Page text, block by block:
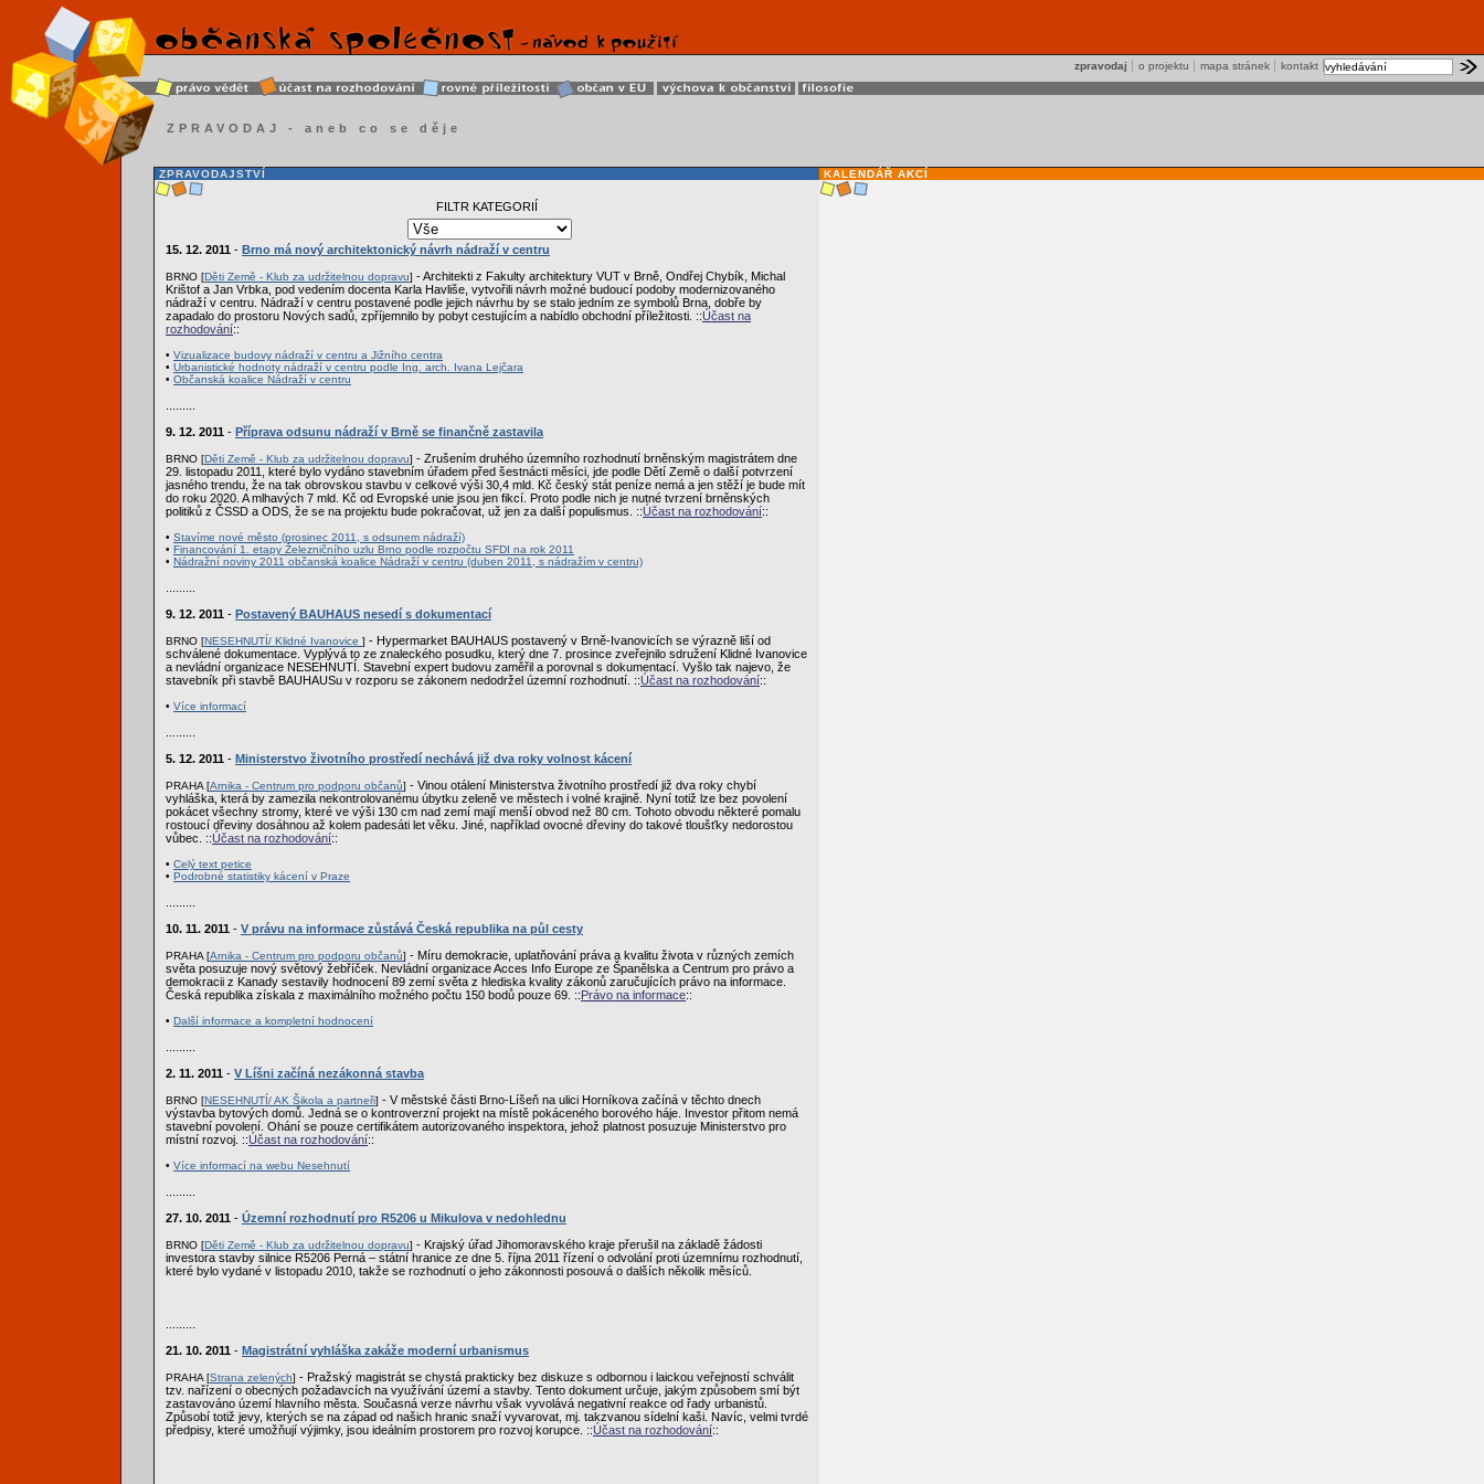
kontakt
mapa stránek
o projektu
zpravodaj
ZPRAVODAJ - aneb co se děje
ZPRAVODAJSTVÍ
FILTR KATEGORIÍ
15. 12. 2011 - Brno má nový architektonický návrh nádraží v centru
BRNO [Děti Země - Klub za udržitelnou dopravu] - Architekti z Fakulty architektury VUT v Brně, Ondřej Chybík, Michal
Krištof a Jan Vrbka, pod vedením docenta Karla Havliše, vytvořili návrh možné budoucí podoby modernizovaného
nádraží v centru. Nádraží v centru postavené podle jejich návrhu by se stalo jedním ze symbolů Brna, dobře by
zapadalo do prostoru Nových sadů, zpříjemnilo by pobyt cestujícím a nabídlo obchodní příležitosti. ::Účast na
rozhodování::
• Vizualizace budovy nádraží v centru a Jižního centra
• Urbanistické hodnoty nádraží v centru podle Ing. arch. Ivana Lejčara
• Občanská koalice Nádraží v centru
9. 12. 2011 - Příprava odsunu nádraží v Brně se finančně zastavila
BRNO [Děti Země - Klub za udržitelnou dopravu] - Zrušením druhého územního rozhodnutí brněnským magistrátem dne
29. listopadu 2011, které bylo vydáno stavebním úřadem před šestnácti měsíci, jde podle Dětí Země o další potvrzení
jasného trendu, že na tak obrovskou stavbu v celkové výši 30,4 mld. Kč český stát peníze nemá a jen stěží je bude mít
do roku 2020. A mlhavých 7 mld. Kč od Evropské unie jsou jen fikcí. Proto podle nich je nutné tvrzení brněnských
politiků z ČSSD a ODS, že se na projektu bude pokračovat, už jen za další populismus. ::Účast na rozhodování::
• Stavíme nové město (prosinec 2011, s odsunem nádraží)
• Financování 1. etapy Železničního uzlu Brno podle rozpočtu SFDI na rok 2011
• Nádražní noviny 2011 občanská koalice Nádraží v centru (duben 2011, s nádražím v centru)
9. 12. 2011 - Postavený BAUHAUS nesedí s dokumentací
BRNO [NESEHNUTÍ/ Klidné Ivanovice ] - Hypermarket BAUHAUS postavený v Brně-Ivanovicích se výrazně liší od
schválené dokumentace. Vyplývá to ze znaleckého posudku, který dne 7. prosince zveřejnilo sdružení Klidné Ivanovice
a nevládní organizace NESEHNUTÍ. Stavební expert budovu zaměřil a porovnal s dokumentací. Vyšlo tak najevo, že
stavebník při stavbě BAUHAUSu v rozporu se zákonem nedodržel územní rozhodnutí. ::Účast na rozhodování::
• Více informací
5. 12. 2011 - Ministerstvo životního prostředí nechává již dva roky volnost kácení
PRAHA [Arnika - Centrum pro podporu občanů] - Vinou otálení Ministerstva životního prostředí již dva roky chybí
vyhláška, která by zamezila nekontrolovanému úbytku zeleně ve městech i volné krajině. Nyní totiž lze bez povolení
pokácet všechny stromy, které ve výši 130 cm nad zemí mají menší obvod než 80 cm. Tohoto obvodu některé pomalu
rostoucí dřeviny dosáhnou až kolem padesáti let věku. Jiné, například ovocné dřeviny do takové tloušťky nedorostou
vůbec. ::Účast na rozhodování::
• Celý text petice
• Podrobné statistiky kácení v Praze
10. 11. 2011 - V právu na informace zůstává Česká republika na půl cesty
PRAHA [Arnika - Centrum pro podporu občanů] - Míru demokracie, uplatňování práva a kvalitu života v různých zemích
světa posuzuje nový světový žebříček. Nevládní organizace Acces Info Europe ze Španělska a Centrum pro právo a
demokracii z Kanady sestavily hodnocení 89 zemí světa z hlediska kvality zákonů zaručujících právo na informace.
Česká republika získala z maximálního možného počtu 150 bodů pouze 69. ::Právo na informace::
• Další informace a kompletní hodnocení
2. 11. 2011 - V Líšni začíná nezákonná stavba
BRNO [NESEHNUTÍ/ AK Šikola a partneři] - V městské části Brno-Líšeň na ulici Horníkova začíná v těchto dnech
výstavba bytových domů. Jedná se o kontroverzní projekt na místě pokáceného borového háje. Investor přitom nemá
stavební povolení. Ohání se pouze certifikátem autorizovaného inspektora, jehož platnost posuzuje Ministerstvo pro
místní rozvoj. ::Účast na rozhodování::
• Více informací na webu Nesehnutí
27. 10. 2011 - Územní rozhodnutí pro R5206 u Mikulova v nedohlednu
BRNO [Děti Země - Klub za udržitelnou dopravu] - Krajský úřad Jihomoravského kraje přerušil na základě žádosti
investora stavby silnice R5206 Perná – státní hranice ze dne 5. října 2011 řízení o odvolání proti územnímu rozhodnutí,
které bylo vydané v listopadu 2010, takže se rozhodnutí o jeho zákonnosti posouvá o dalších několik měsíců.
21. 10. 2011 - Magistrátní vyhláška zakáže moderní urbanismus
PRAHA [Strana zelených] - Pražský magistrát se chystá prakticky bez diskuze s odbornou i laickou veřejností schválit
tzv. nařízení o obecných požadavcích na využívání území a stavby. Tento dokument určuje, jakým způsobem smí být
zastavováno území hlavního města. Současná verze návrhu však vyvolává negativní reakce od řady urbanistů.
Způsobí totiž jevy, kterých se na západ od našich hranic snaží vyvarovat, mj. takzvanou sídelní kaši. Navíc, velmi tvrdé
předpisy, které umožňují výjimky, jsou ideálním prostorem pro rozvoj korupce. ::Účast na rozhodování::
KALENDÁŘ AKCÍ